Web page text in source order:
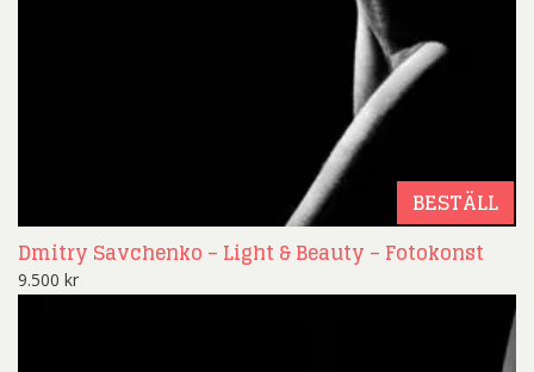
BESTÄLL
Dmitry Savchenko – Light & Beauty – Fotokonst
9.500 kr